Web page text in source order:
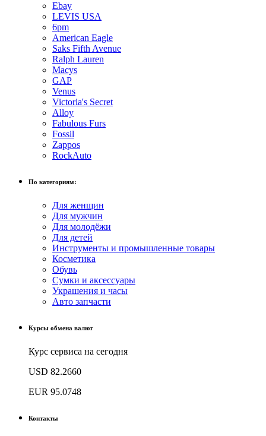
Ebay
LEVIS USA
6pm
American Eagle
Saks Fifth Avenue
Ralph Lauren
Macys
GAP
Venus
Victoria's Secret
Alloy
Fabulous Furs
Fossil
Zappos
RockAuto
По категориям:
Для женщин
Для мужчин
Для молодёжи
Для детей
Инструменты и промышленные товары
Косметика
Обувь
Сумки и аксессуары
Украшения и часы
Авто запчасти
Курсы обмена валют
Курс сервиса на сегодня
USD 82.2660
EUR 95.0748
Контакты